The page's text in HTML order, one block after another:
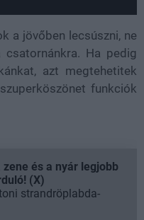
a jövőben lecsúszni, ne
csatornánkra. Ha pedig
azt megtehetitek
funkciók
és a nyár legjobb
(X)
strandröplabda-